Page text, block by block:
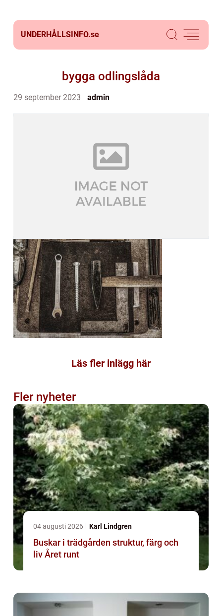
UNDERHÅLLSINFO.se
bygga odlingslåda
29 september 2023 admin
Läs fler inlägg här
Fler nyheter
04 augusti 2026 Karl Lindgren
Buskar i trädgården struktur, färg och
liv Året runt